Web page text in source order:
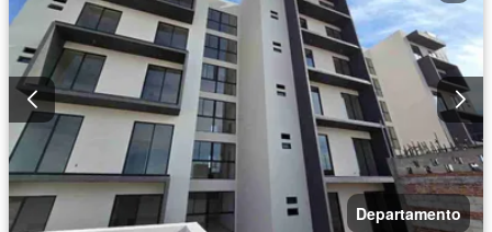
Departamento